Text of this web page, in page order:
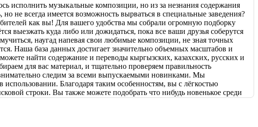
исполнить музыкальные композиции, но из за незнания содержания
не всегда имеется возможность вырваться в специальные заведения?
как вы! Для вашего удобства мы собрали огромную подборку
куда либо или дожидаться, пока все ваши друзья соберутся
наугад напевая свои любимые композиции, не зная точных
Наша база данных достигает значительно объемных масштабов и
найти содержание и переводы кыргызских, казахских, русских и
для вас материал, и тщательно проверяем правильность
следим за всеми выпускаемыми новинками. Мы
Благодаря таким особенностям, вы с лёгкостью
строки. Вы также можете подобрать что нибудь новенькое среди
либо неполадки во время пользования нашей платформой, вы всегда
обращение и в кратчайшие сроки исправит все неудобства.